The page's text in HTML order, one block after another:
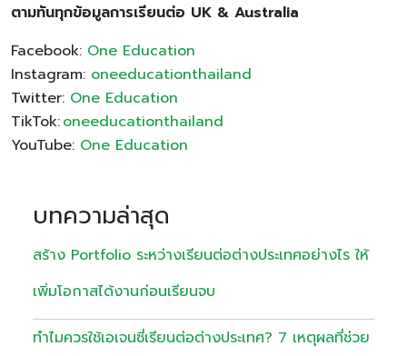
ตามทันทุกข้อมูลการเรียนต่อ UK & Australia
Facebook: One Education
Instagram: oneeducationthailand
Twitter: One Education
TikTok:oneeducationthailand
YouTube: One Education
บทความล่าสุด
สร้าง Portfolio ระหว่างเรียนต่อต่างประเทศอย่างไร ให้
เพิ่มโอกาสได้งานก่อนเรียนจบ
ทำไมควรใช้เอเจนซี่เรียนต่อต่างประเทศ? 7 เหตุผลที่ช่วย